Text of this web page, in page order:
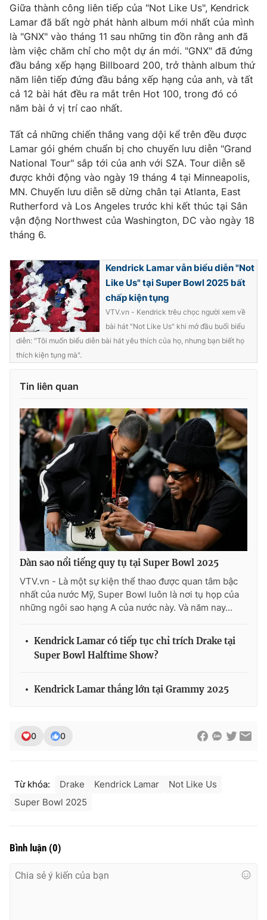
Giữa thành công liên tiếp của "Not Like Us", Kendrick
Lamar đã bất ngờ phát hành album mới nhất của mình
là "GNX" vào tháng 11 sau những tin đồn rằng anh đã
làm việc chăm chỉ cho một dự án mới. "GNX" đã đứng
đầu bảng xếp hạng Billboard 200, trở thành album thứ
năm liên tiếp đứng đầu bảng xếp hạng của anh, và tất
cả 12 bài hát đều ra mắt trên Hot 100, trong đó có
năm bài ở vị trí cao nhất.
Tất cả những chiến thắng vang dội kể trên đều được
Lamar gói ghém chuẩn bị cho chuyến lưu diễn "Grand
National Tour" sắp tới của anh với SZA. Tour diễn sẽ
được khởi động vào ngày 19 tháng 4 tại Minneapolis,
MN. Chuyến lưu diễn sẽ dừng chân tại Atlanta, East
Rutherford và Los Angeles trước khi kết thúc tại Sân
vận động Northwest của Washington, DC vào ngày 18
tháng 6.
Kendrick Lamar vẫn biểu diễn "Not
Like Us" tại Super Bowl 2025 bất
chấp kiện tụng
VTV.vn - Kendrick trêu chọc người xem về
bài hát "Not Like Us" khi mở đầu buổi biểu
diễn: "Tôi muốn biểu diễn bài hát yêu thích của họ, nhưng bạn biết họ
thích kiện tụng mà".
Tin liên quan
Dàn sao nổi tiếng quy tụ tại Super Bowl 2025
VTV.vn - Là một sự kiện thể thao được quan tâm bậc
nhất của nước Mỹ, Super Bowl luôn là nơi tụ họp của
những ngôi sao hạng A của nước này. Và năm nay...
Kendrick Lamar có tiếp tục chỉ trích Drake tại
Super Bowl Halftime Show?
Kendrick Lamar thắng lớn tại Grammy 2025
0 0
Từ khóa: Drake Kendrick Lamar
Not Like Us
Super Bowl 2025
Bình luận (0)